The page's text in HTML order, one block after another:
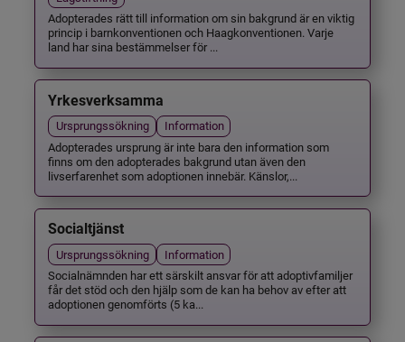
Adopterades rätt till information om sin bakgrund är en viktig
princip i barnkonventionen och Haagkonventionen. Varje
land har sina bestämmelser för ...
Yrkesverksamma
Ursprungssökning
Information
Adopterades ursprung är inte bara den information som
finns om den adopterades bakgrund utan även den
livserfarenhet som adoptionen innebär. Känslor,...
Socialtjänst
Ursprungssökning
Information
Socialnämnden har ett särskilt ansvar för att adoptivfamiljer
får det stöd och den hjälp som de kan ha behov av efter att
adoptionen genomförts (5 ka...